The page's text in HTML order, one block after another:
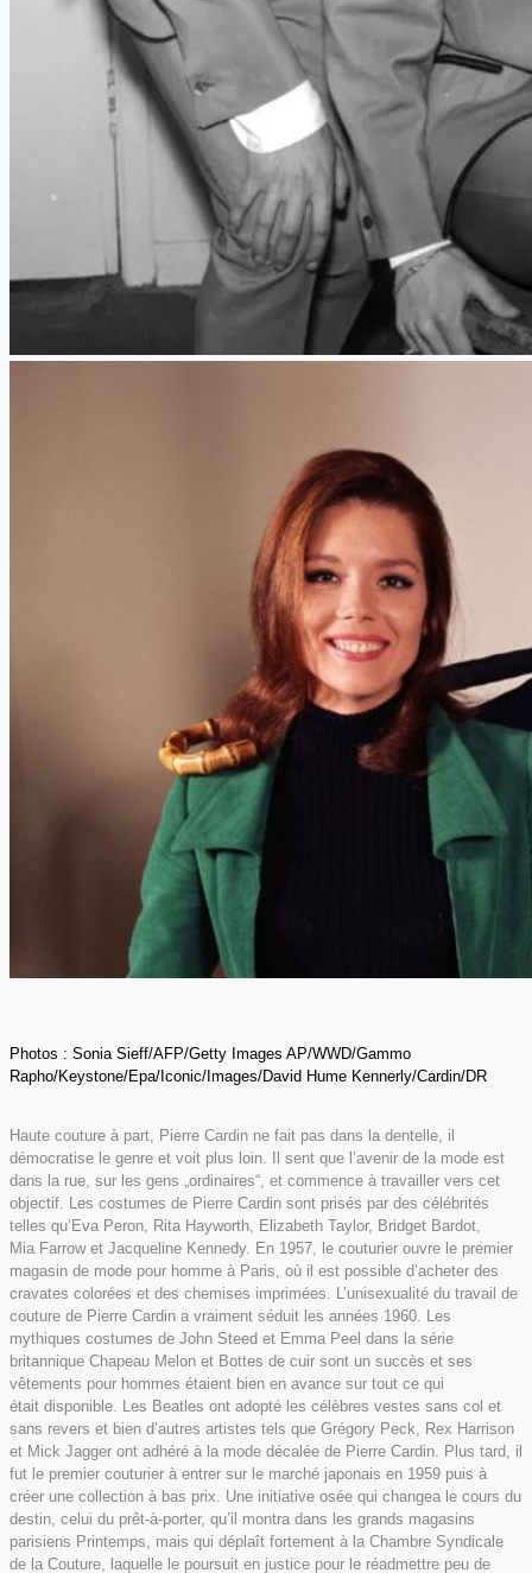
Photos : Sonia Sieff/AFP/Getty Images AP/WWD/Gammo
Rapho/Keystone/Epa/Iconic/Images/David Hume Kennerly/Cardin/DR
Haute couture à part, Pierre Cardin ne fait pas dans la dentelle, il
démocratise le genre et voit plus loin. Il sent que l’avenir de la mode est
dans la rue, sur les gens „ordinaires“, et commence à travailler vers cet
objectif. Les costumes de Pierre Cardin sont prisés par des célébrités
telles qu’Eva Peron, Rita Hayworth, Elizabeth Taylor, Bridget Bardot,
Mia Farrow et Jacqueline Kennedy. En 1957, le couturier ouvre le premier
magasin de mode pour homme à Paris, où il est possible d’acheter des
cravates colorées et des chemises imprimées. L’unisexualité du travail de
couture de Pierre Cardin a vraiment séduit les années 1960. Les
mythiques costumes de John Steed et Emma Peel dans la série
britannique Chapeau Melon et Bottes de cuir sont un succès et ses
vêtements pour hommes étaient bien en avance sur tout ce qui
était disponible. Les Beatles ont adopté les célèbres vestes sans col et
sans revers et bien d’autres artistes tels que Grégory Peck, Rex Harrison
et Mick Jagger ont adhéré à la mode décalée de Pierre Cardin. Plus tard, il
fut le premier couturier à entrer sur le marché japonais en 1959 puis à
créer une collection à bas prix. Une initiative osée qui changea le cours du
destin, celui du prêt-à-porter, qu’il montra dans les grands magasins
parisiens Printemps, mais qui déplaît fortement à la Chambre Syndicale
de la Couture, laquelle le poursuit en justice pour le réadmettre peu de